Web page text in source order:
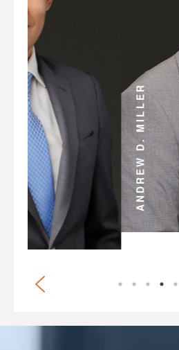
ANDREW D. MILLER